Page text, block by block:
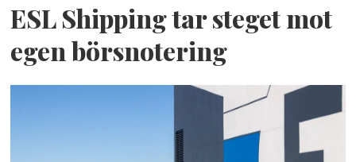
ESL Shipping tar steget mot
egen börsnotering